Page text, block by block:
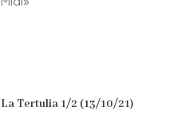
La Tertulia 1/2 (13/10/21)